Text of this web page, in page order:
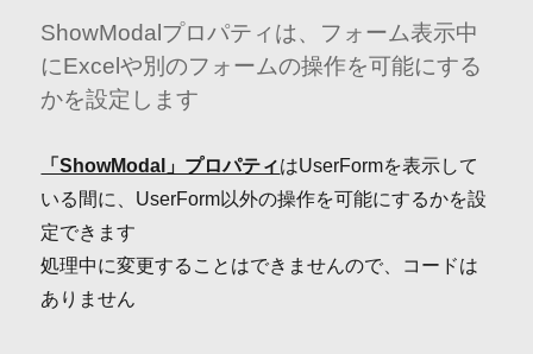
ShowModalプロパティは、フォーム表示中
にExcelや別のフォームの操作を可能にする
かを設定します
「ShowModal」プロパティはUserFormを表示して
いる間に、UserForm以外の操作を可能にするかを設
定できます
処理中に変更することはできませんので、コードは
ありません